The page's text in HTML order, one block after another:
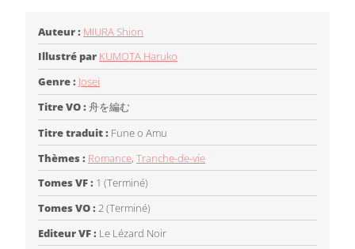
Auteur : MIURA Shion
Illustré par KUMOTA Haruko
Genre : Josei
Titre VO : 舟を編む
Titre traduit : Fune o Amu
Thèmes : Romance, Tranche-de-vie
Tomes VF : 1 (Terminé)
Tomes VO : 2 (Terminé)
Editeur VF : Le Lézard Noir